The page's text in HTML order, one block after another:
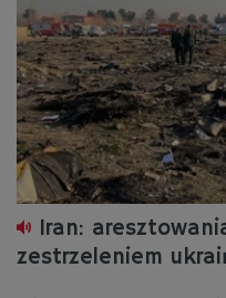
Iran:
zestrzeleniem